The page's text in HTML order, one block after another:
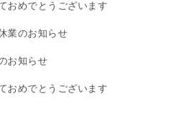
おめでとうございます
業のお知らせ
お知らせ
おめでとうございます